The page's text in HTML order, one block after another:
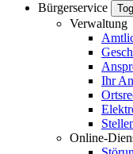
Bürgerservice
Verwaltung
Ihr
Online-